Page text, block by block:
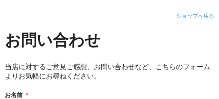
ショップへ戻る
お問い合わせ
当店に対するご意見ご感想、お問い合わせなど、こちらのフォーム
よりお気軽にお尋ねください。
お名前 ＊